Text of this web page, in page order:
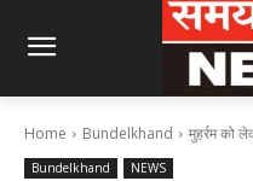
Home Bundelkhand मुहर्रम को
Bundelkhand NEWS